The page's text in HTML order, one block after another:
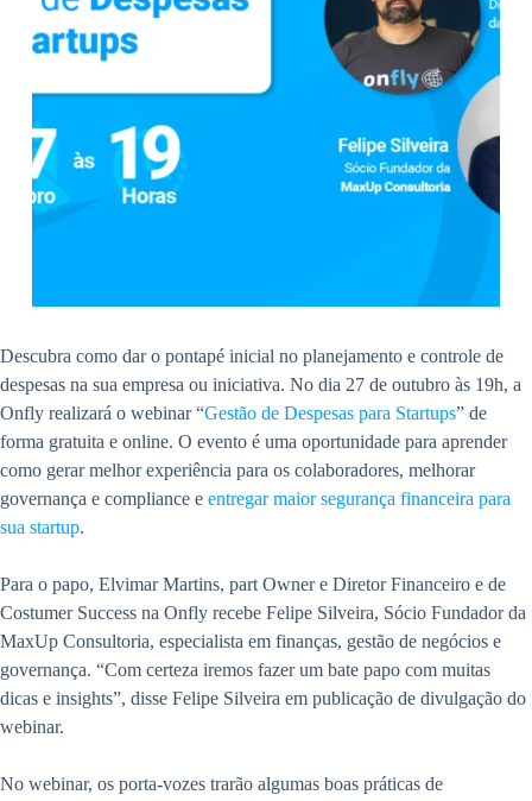
Descubra como dar o pontapé inicial no planejamento e controle de
despesas na sua empresa ou iniciativa. No dia 27 de outubro às 19h, a
Onfly realizará o webinar “Gestão de Despesas para Startups” de
forma gratuita e online. O evento é uma oportunidade para aprender
como gerar melhor experiência para os colaboradores, melhorar
governança e compliance e entregar maior segurança financeira para
sua startup.
Para o papo, Elvimar Martins, part Owner e Diretor Financeiro e de
Costumer Success na Onfly recebe Felipe Silveira, Sócio Fundador da
MaxUp Consultoria, especialista em finanças, gestão de negócios e
governança. “Com certeza iremos fazer um bate papo com muitas
dicas e insights”, disse Felipe Silveira em publicação de divulgação do
webinar.
No webinar, os porta-vozes trarão algumas boas práticas de